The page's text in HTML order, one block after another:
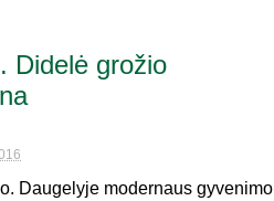
Didelė grožio
Daugelyje modernaus gyvenimo